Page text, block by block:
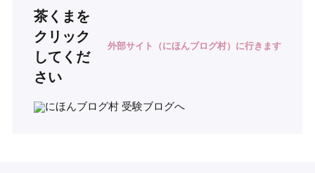
茶くまを
クリック
してくだ
さい
外部サイト（にほんブログ村）に行きます